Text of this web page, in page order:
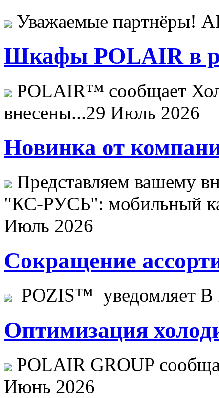
Уважаемые
Шкафы POLAIR в
POLAIR™ сообщает
внесены...29 Июль 2026
Новинка от
Представляем вашему
"КС-РУСЬ": мобильный
Июль 2026
Сокращение
POZIS™ уведомляет В
Оптимизация
POLAIR GROUP
Июнь 2026